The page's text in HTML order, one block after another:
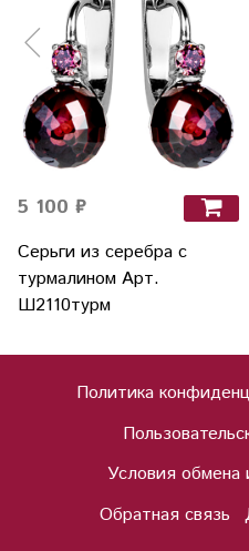
5 100 ₽
Серьги из серебра с
турмалином Арт.
Ш2110турм
Политика
Условия обмена
Обратная связь